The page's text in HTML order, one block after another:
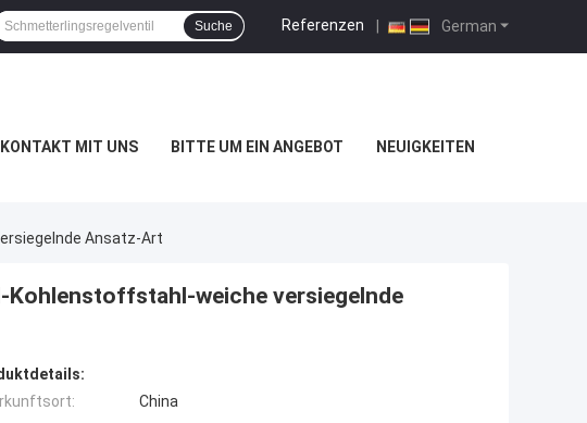
German
Referenzen |
Suche
KONTAKT MIT UNS BITTE UM EIN ANGEBOT NEUIGKEITEN
Ansatz-Art
Kohlenstoffstahl-weiche versiegelnde
China